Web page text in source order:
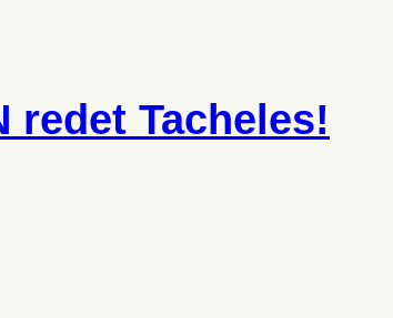
redet Tacheles!